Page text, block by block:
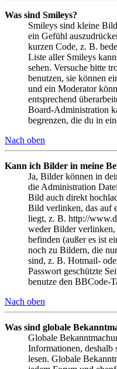
Was sind Smileys?
Smileys sind kleine
ein Gefühl
kurzen Code, z. B.
Liste aller Smileys
sehen. Versuche bitte
benutzen, sie können
und ein Moderator
entsprechend
Board-Administration
begrenzen, die du in
Nach oben
Kann ich Bilder in meine
Ja, Bilder können in
die Administration
Bild auch direkt
Bild verlinken, das auf
liegt, z. B. http://
weder Bilder verlinken,
befinden (außer es ist
noch zu Bildern, die
sind, z. B. Hotmail-
Passwort geschützte
benutze den BBCode-
Nach oben
Was sind globale
Globale
Informationen, deshalb
lesen. Globale